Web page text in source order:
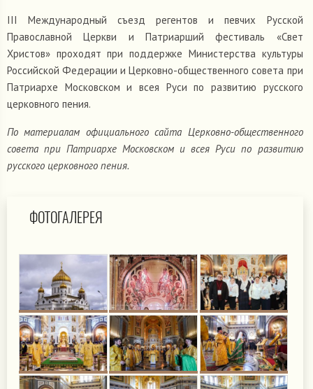
III Международный съезд регентов и певчих Русской
Православной Церкви и Патриарший фестиваль «Свет
Христов» проходят при поддержке Министерства культуры
Российской Федерации и Церковно-общественного совета при
Патриархе Московском и всея Руси по развитию русского
церковного пения.
По материалам официального сайта Церковно-общественного
совета при Патриархе Московском и всея Руси по развитию
русского церковного пения.
ФОТОГАЛЕРЕЯ